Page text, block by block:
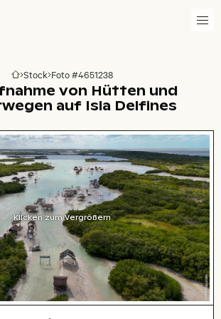
Zur Homepage
Stock Foto #4651238
von Hütten und
auf Isla Delfines
Klicken zum Vergrößern